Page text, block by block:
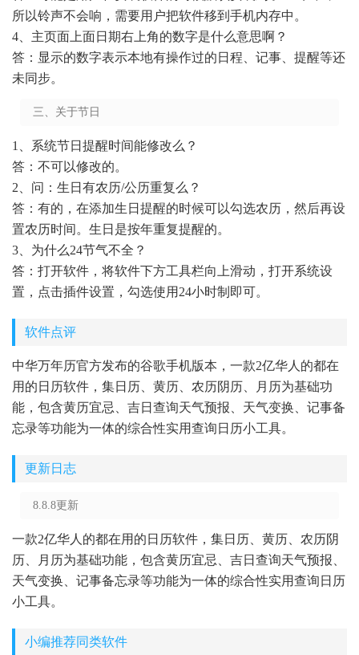
所以铃声不会响，需要用户把软件移到手机内存中。
4、主页面上面日期右上角的数字是什么意思啊？
答：显示的数字表示本地有操作过的日程、记事、提醒等还
未同步。
三、关于节日
1、系统节日提醒时间能修改么？
答：不可以修改的。
2、问：生日有农历/公历重复么？
答：有的，在添加生日提醒的时候可以勾选农历，然后再设
置农历时间。生日是按年重复提醒的。
3、为什么24节气不全？
答：打开软件，将软件下方工具栏向上滑动，打开系统设
置，点击插件设置，勾选使用24小时制即可。
软件点评
中华万年历官方发布的谷歌手机版本，一款2亿华人的都在
用的日历软件，集日历、黄历、农历阴历、月历为基础功
能，包含黄历宜忌、吉日查询天气预报、天气变换、记事备
忘录等功能为一体的综合性实用查询日历小工具。
更新日志
8.8.8更新
一款2亿华人的都在用的日历软件，集日历、黄历、农历阴
历、月历为基础功能，包含黄历宜忌、吉日查询天气预报、
天气变换、记事备忘录等功能为一体的综合性实用查询日历
小工具。
小编推荐同类软件